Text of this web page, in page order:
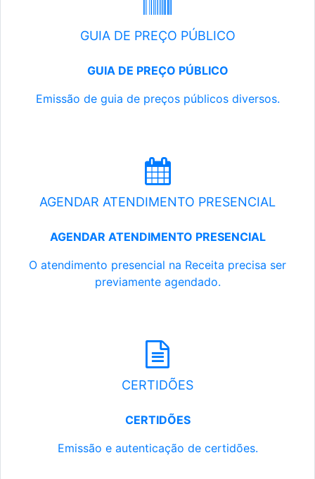
GUIA DE PREÇO PÚBLICO
GUIA DE PREÇO PÚBLICO
Emissão de guia de preços públicos diversos.
AGENDAR ATENDIMENTO PRESENCIAL
AGENDAR ATENDIMENTO PRESENCIAL
O atendimento presencial na Receita precisa ser
previamente agendado.
CERTIDÕES
CERTIDÕES
Emissão e autenticação de certidões.